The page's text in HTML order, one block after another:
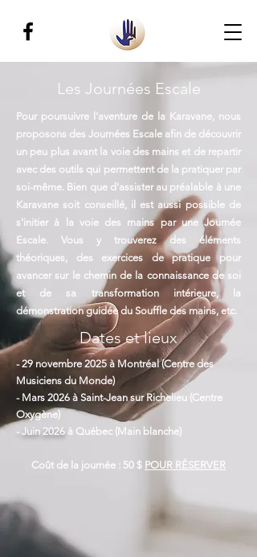
Les Journées Escale
Pour poursuivre l'aventure de la Karavane, nous
proposons des Journées Escale afin de découvrir
un peu plus avant la voie des mains et de repartir
avec des outils qui permettent de la pratiquer par
soi-même. Bien que d'assister au préalable à une
Karavane soit conseillé, il est aussi possible de
s'initier à la voie des mains par une Journée
Escale. Vous y trouverez des éléments
théoriques, des exercices depratique pour
avancer sur le chemin de la connaissancede soi
et de sa transformationintérieure, la
démonstrationguidée du Souffle des mains, etc. ​
Dates et lieux
- 29 novembre 2025 à Montréal (Centre des
Musiciens du Monde)
- Mars 2026 à Saint-Jean sur Richelieu (Centre
Oxygène)
- Juin 2026 à Québec (Main blanche)
Coût de la journée : 50 $ POUR RÉSERVER